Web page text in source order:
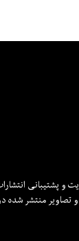
پشتیبانی
منتشر شده